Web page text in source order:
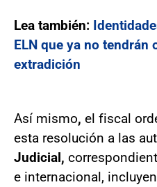
Lea también:
ELN que ya no tendrán
extradición
Así mismo, el fiscal
esta resolución a las
Judicial,
e internacional,